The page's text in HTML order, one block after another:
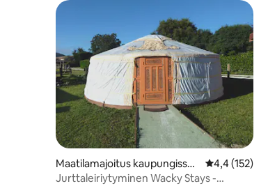
Maatilamajoitus kaupungissa
Kaikoura Flat
4,4 (152)
Jurttaleiriytyminen Wacky Stays -